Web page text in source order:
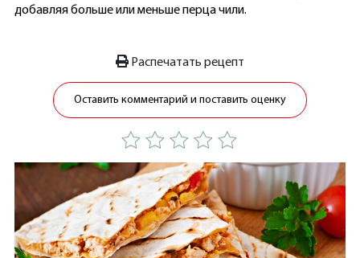
добавляя больше или меньше перца чили.
Распечатать рецепт
Оставить комментарий и поставить оценку